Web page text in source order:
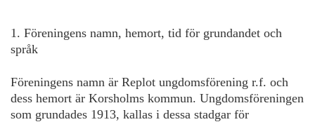
1. Föreningens namn, hemort, tid för grundandet och
språk
Föreningens namn är Replot ungdomsförening r.f. och
dess hemort är Korsholms kommun. Ungdomsföreningen
som grundades 1913, kallas i dessa stadgar för